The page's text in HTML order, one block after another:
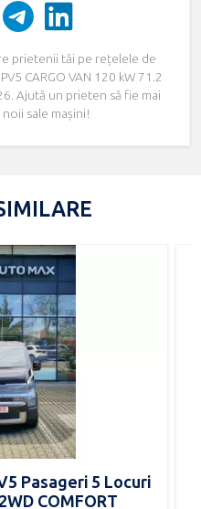
prietenii tăi pe rețelele de
CARGO VAN 120 kW 71.2
Ajută un prieten să fie mai
sale mașini!
Pasageri 5 Locuri
COMFORT